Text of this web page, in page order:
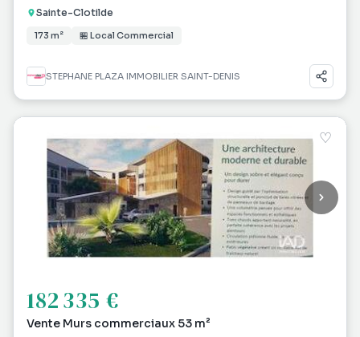
Sainte-Clotilde
173 m² 🏪 Local Commercial
STEPHANE PLAZA IMMOBILIER SAINT-DENIS
♡
182 335 €
Vente Murs commerciaux 53 m²